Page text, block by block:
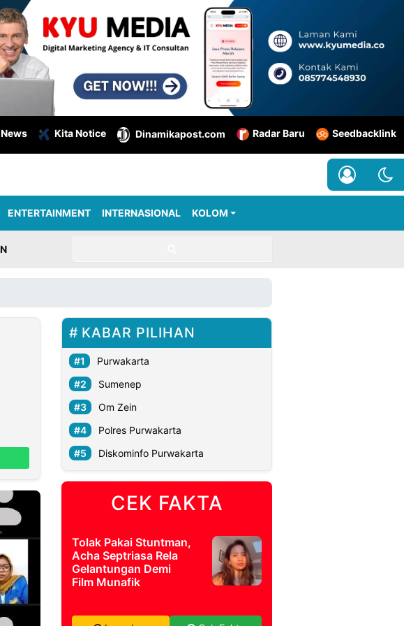
Kita Notice Dinamikapost.com Radar Baru Seedbacklink
ENTERTAINMENT INTERNASIONAL KOLOM
KABAR PILIHAN
Purwakarta
Sumenep
Om Zein
Polres Purwakarta
Diskominfo Purwakarta
CEK FAKTA
Tolak Pakai Stuntman,
Acha Septriasa Rela
Gelantungan Demi
Film Munafik